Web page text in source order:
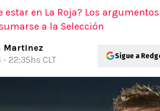
estar en La Roja? Los
a la Selección
Martinez
22:35hs CLT
Sigue a